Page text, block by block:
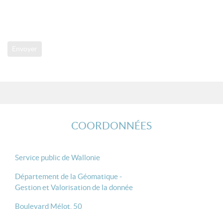
COORDONNÉES
Service public de Wallonie
Département de la Géomatique -
Gestion et Valorisation de la donnée
Boulevard Mélot, 50